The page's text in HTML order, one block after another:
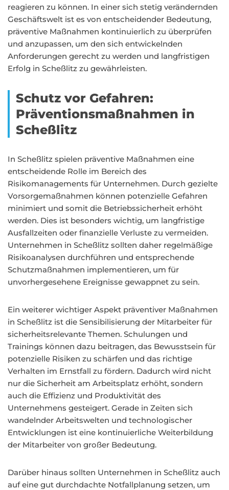
reagieren zu können. In einer sich stetig verändernden
Geschäftswelt ist es von entscheidender Bedeutung,
präventive Maßnahmen kontinuierlich zu überprüfen
und anzupassen, um den sich entwickelnden
Anforderungen gerecht zu werden und langfristigen
Erfolg in Scheßlitz zu gewährleisten.
Schutz vor Gefahren:
Präventionsmaßnahmen in
Scheßlitz
In Scheßlitz spielen präventive Maßnahmen eine
entscheidende Rolle im Bereich des
Risikomanagements für Unternehmen. Durch gezielte
Vorsorgemaßnahmen können potenzielle Gefahren
minimiert und somit die Betriebssicherheit erhöht
werden. Dies ist besonders wichtig, um langfristige
Ausfallzeiten oder finanzielle Verluste zu vermeiden.
Unternehmen in Scheßlitz sollten daher regelmäßige
Risikoanalysen durchführen und entsprechende
Schutzmaßnahmen implementieren, um für
unvorhergesehene Ereignisse gewappnet zu sein.
Ein weiterer wichtiger Aspekt präventiver Maßnahmen
in Scheßlitz ist die Sensibilisierung der Mitarbeiter für
sicherheitsrelevante Themen. Schulungen und
Trainings können dazu beitragen, das Bewusstsein für
potenzielle Risiken zu schärfen und das richtige
Verhalten im Ernstfall zu fördern. Dadurch wird nicht
nur die Sicherheit am Arbeitsplatz erhöht, sondern
auch die Effizienz und Produktivität des
Unternehmens gesteigert. Gerade in Zeiten sich
wandelnder Arbeitswelten und technologischer
Entwicklungen ist eine kontinuierliche Weiterbildung
der Mitarbeiter von großer Bedeutung.
Darüber hinaus sollten Unternehmen in Scheßlitz auch
auf eine gut durchdachte Notfallplanung setzen, um